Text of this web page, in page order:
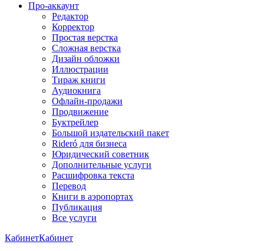
Про-аккаунт
Редактор
Корректор
Простая верстка
Сложная верстка
Дизайн обложки
Иллюстрации
Тираж книги
Аудиокнига
Офлайн-продажи
Продвижение
Буктрейлер
Большой издательский пакет
Rideró для бизнеса
Юридический советник
Дополнительные услуги
Расшифровка текста
Перевод
Книги в аэропортах
Публикация
Все услуги
КабинетКабинет